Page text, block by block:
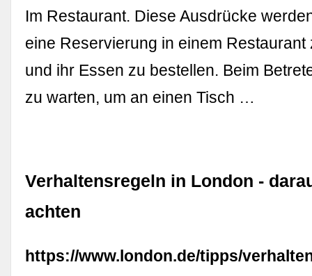
Im Restaurant. Diese Ausdrücke
eine Reservierung in einem Restaurant
und ihr Essen zu bestellen. Beim
zu warten, um an einen Tisch …
Verhaltensregeln in London -
achten
https://www.london.de/tipps/